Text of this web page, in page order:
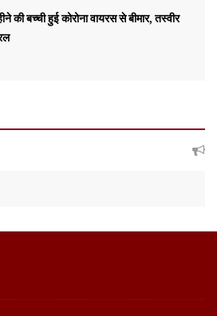
की बच्ची हुई कोरोना वायरस से बीमार, तस्वीर